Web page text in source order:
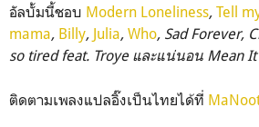
อัลบั้มนี้ชอบ Modern Loneliness, Tell
mama, Billy, Julia, Who, Sad Forever,
so tired feat. Troye และแน่นอน Mean It
ติดตามเพลงแปลอิ๊งเป็นไทยได้ที่